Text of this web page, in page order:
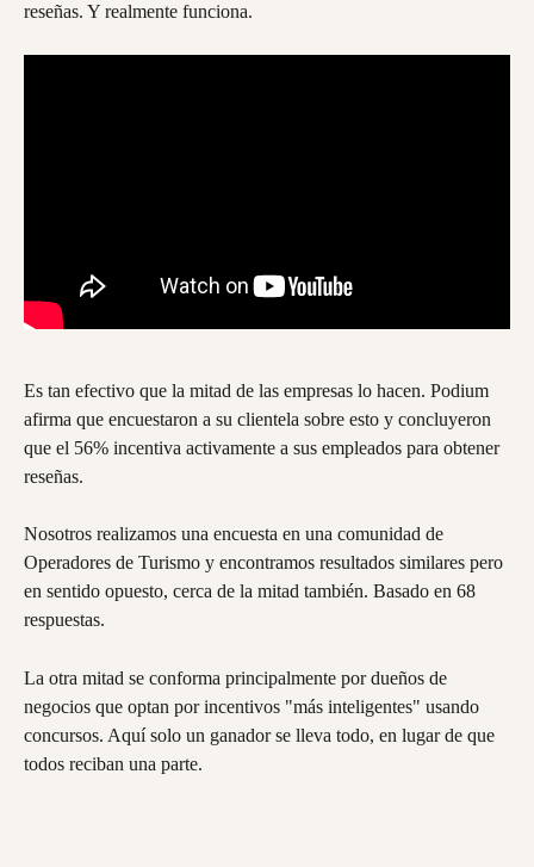
reseñas. Y realmente funciona.
Es tan efectivo que la mitad de las empresas lo hacen. Podium
afirma que encuestaron a su clientela sobre esto y concluyeron
que el 56% incentiva activamente a sus empleados para obtener
reseñas.
Nosotros realizamos una encuesta en una comunidad de
Operadores de Turismo y encontramos resultados similares pero
en sentido opuesto, cerca de la mitad también. Basado en 68
respuestas.
La otra mitad se conforma principalmente por dueños de
negocios que optan por incentivos "más inteligentes" usando
concursos. Aquí solo un ganador se lleva todo, en lugar de que
todos reciban una parte.